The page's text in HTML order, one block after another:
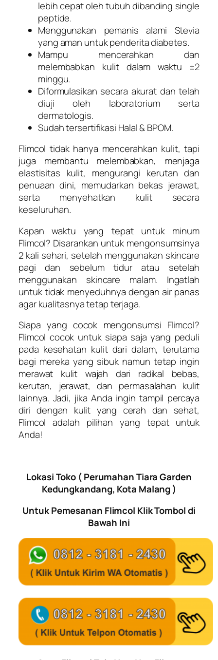
lebih cepat oleh tubuh dibanding single
peptide.
Menggunakan pemanis alami Stevia
yang aman untuk penderita diabetes.
Mampu mencerahkan dan
melembabkan kulit dalam waktu ±2
minggu.
Diformulasikan secara akurat dan telah
diuji oleh laboratorium serta
dermatologis.
Sudah tersertifikasi Halal & BPOM.
Flimcol tidak hanya mencerahkan kulit, tapi
juga membantu melembabkan, menjaga
elastisitas kulit, mengurangi kerutan dan
penuaan dini, memudarkan bekas jerawat,
serta menyehatkan kulit secara
keseluruhan.
Kapan waktu yang tepat untuk minum
Flimcol? Disarankan untuk mengonsumsinya
2 kali sehari, setelah menggunakan skincare
pagi dan sebelum tidur atau setelah
menggunakan skincare malam. Ingatlah
untuk tidak menyeduhnya dengan air panas
agar kualitasnya tetap terjaga.
Siapa yang cocok mengonsumsi Flimcol?
Flimcol cocok untuk siapa saja yang peduli
pada kesehatan kulit dari dalam, terutama
bagi mereka yang sibuk namun tetap ingin
merawat kulit wajah dari radikal bebas,
kerutan, jerawat, dan permasalahan kulit
lainnya. Jadi, jika Anda ingin tampil percaya
diri dengan kulit yang cerah dan sehat,
Flimcol adalah pilihan yang tepat untuk
Anda!
Lokasi Toko ( Perumahan Tiara Garden
Kedungkandang, Kota Malang )
Untuk Pemesanan Flimcol Klik Tombol di
Bawah Ini